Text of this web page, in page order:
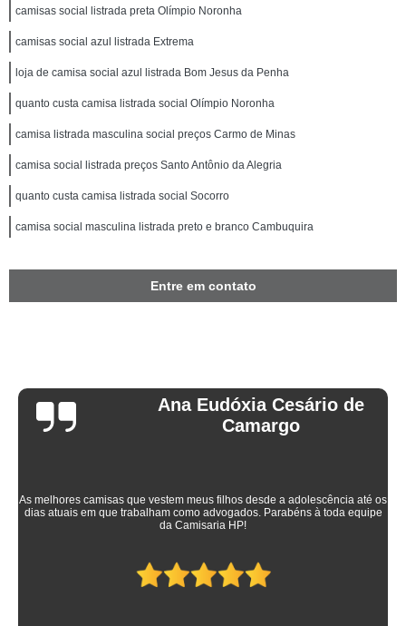
camisas social listrada preta Olímpio Noronha
camisas social azul listrada Extrema
loja de camisa social azul listrada Bom Jesus da Penha
quanto custa camisa listrada social Olímpio Noronha
camisa listrada masculina social preços Carmo de Minas
camisa social listrada preços Santo Antônio da Alegria
quanto custa camisa listrada social Socorro
camisa social masculina listrada preto e branco Cambuquira
Entre em contato
Ana Eudóxia Cesário de
Camargo
As melhores camisas que vestem meus filhos desde a adolescência até os
dias atuais em que trabalham como advogados. Parabéns à toda equipe
da Camisaria HP!